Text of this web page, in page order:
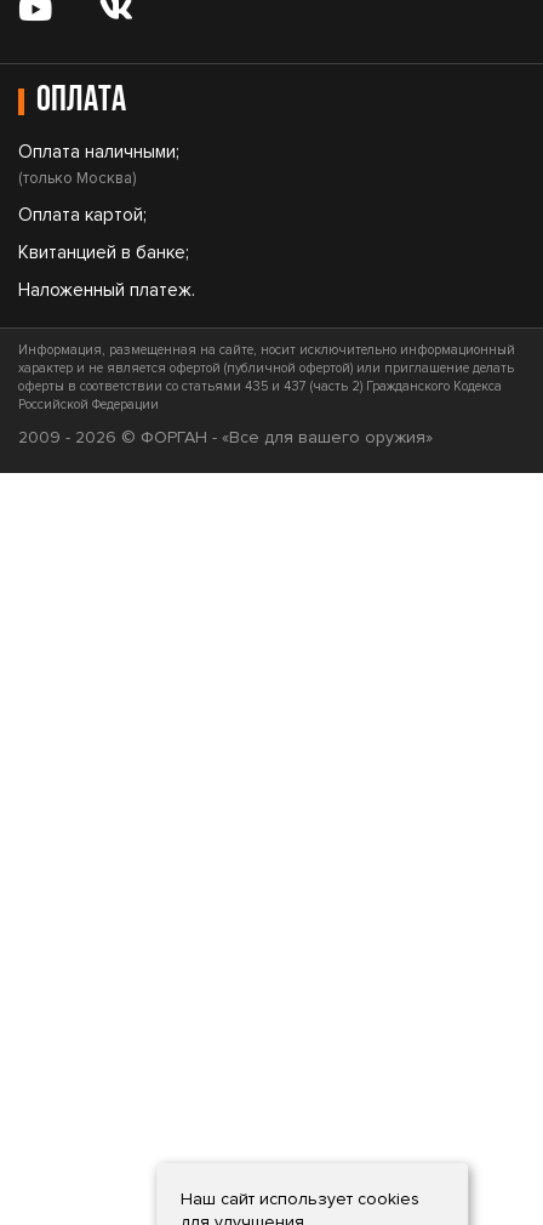
Оплата
Оплата наличными;
(только Москва)
Оплата картой;
Квитанцией в банке;
Наложенный платеж.
Информация, размещенная на сайте, носит исключительно информационный
характер и не является офертой (публичной офертой) или приглашение делать
оферты в соответствии со статьями 435 и 437 (часть 2) Гражданского Кодекса
Российской Федерации
2009 - 2026 © ФОРГАН - «Все для вашего оружия»
Наш сайт использует cookies